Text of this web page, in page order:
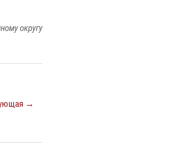
округу
→